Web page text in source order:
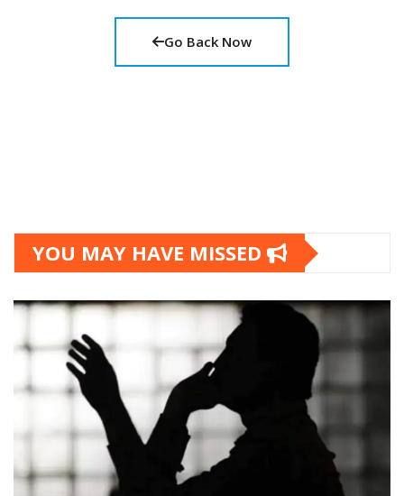
Go Back Now
YOU MAY HAVE MISSED